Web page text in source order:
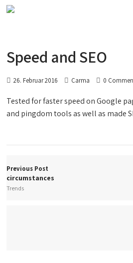
Speed and SEO
26. Februar 2016 Carma 0
Tested for faster speed on Google
and pingdom tools as well as made
Previous Post
circumstances
Trends